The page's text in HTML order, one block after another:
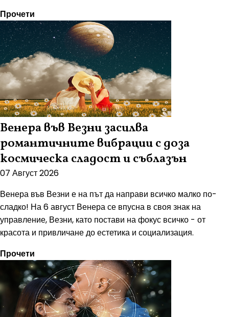
Прочети
Венера във Везни засилва
романтичните вибрации с доза
космическа сладост и съблазън
07 Август 2026
Венера във Везни е на път да направи всичко малко по-
сладко! На 6 август Венера се впусна в своя знак на
управление, Везни, като постави на фокус всичко - от
красота и привличане до естетика и социализация.
Прочети